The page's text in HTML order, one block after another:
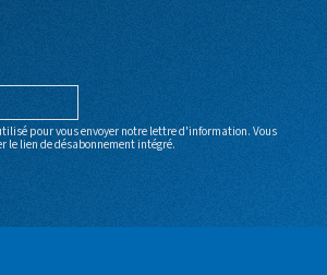
pour vous envoyer notre lettre d'information. Vous
le lien de désabonnement intégré.